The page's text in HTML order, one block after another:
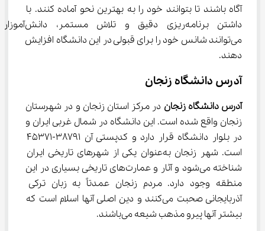
آگاه باشند تا بتوانند خود را به بهترین نحو آماده کنند. با
داشتن برنامه‌ریزی دقیق و تلاش مستمر، دانش‌آموزان
می‌توانند شانس خود را برای قبولی در این دانشگاه افزایش
دهند.
آدرس دانشگاه زنجان
آدرس دانشگاه زنجان در مرکز استان زنجان و در شهرستان
زنجان واقع شده است. این دانشگاه در شمال غربی ایران و
است. شهر زنجان به‌عنوان یکی از شهرهای تاریخی ایران
شناخته می‌شود و آثار و عمارت‌های تاریخی بسیاری در این
منطقه وجود دارد. مردم زنجان عمدتاً به زبان ترکی
آذربایجانی صحبت می‌کنند و دین اصلی آنها اسلام است که
بیشتر آنها پیرو مذهب شیعه می‌باشند.